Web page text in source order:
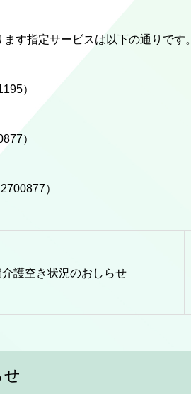
す指定サービスは以下の通りです。
）
）
）
護空き状況のおしらせ
せ